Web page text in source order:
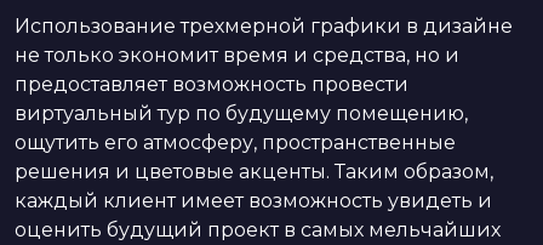
Использование трехмерной графики в дизайне
не только экономит время и средства, но и
предоставляет возможность провести
виртуальный тур по будущему помещению,
ощутить его атмосферу, пространственные
решения и цветовые акценты. Таким образом,
каждый клиент имеет возможность увидеть и
оценить будущий проект в самых мельчайших